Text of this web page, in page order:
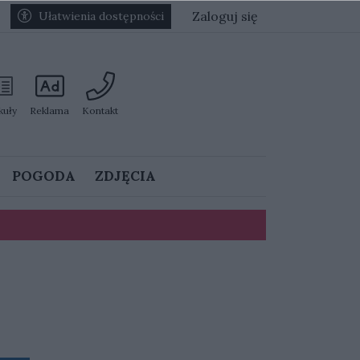
Ułatwienia dostępności Zaloguj się
Reklama Kontakt
POGODA ZDJĘCIA